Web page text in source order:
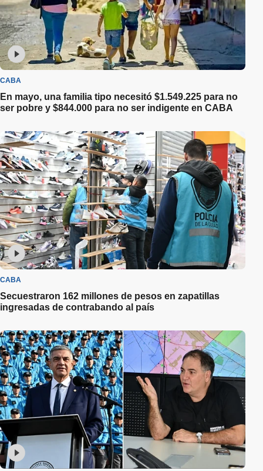
CABA
En mayo, una familia tipo necesitó $1.549.225 para no
ser pobre y $844.000 para no ser indigente en CABA
CABA
Secuestraron 162 millones de pesos en zapatillas
ingresadas de contrabando al país